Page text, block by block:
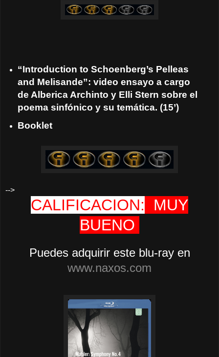
“Introduction to Schoenberg’s Pelleas
and Melisande”: video ensayo a cargo
de Alberica Archinto y Elli Stern sobre el
poema sinfónico y su temática. (15’)
Booklet
-->
CALIFICACION:
MUY
BUENO
Puedes adquirir este blu-ray en
www.naxos.com